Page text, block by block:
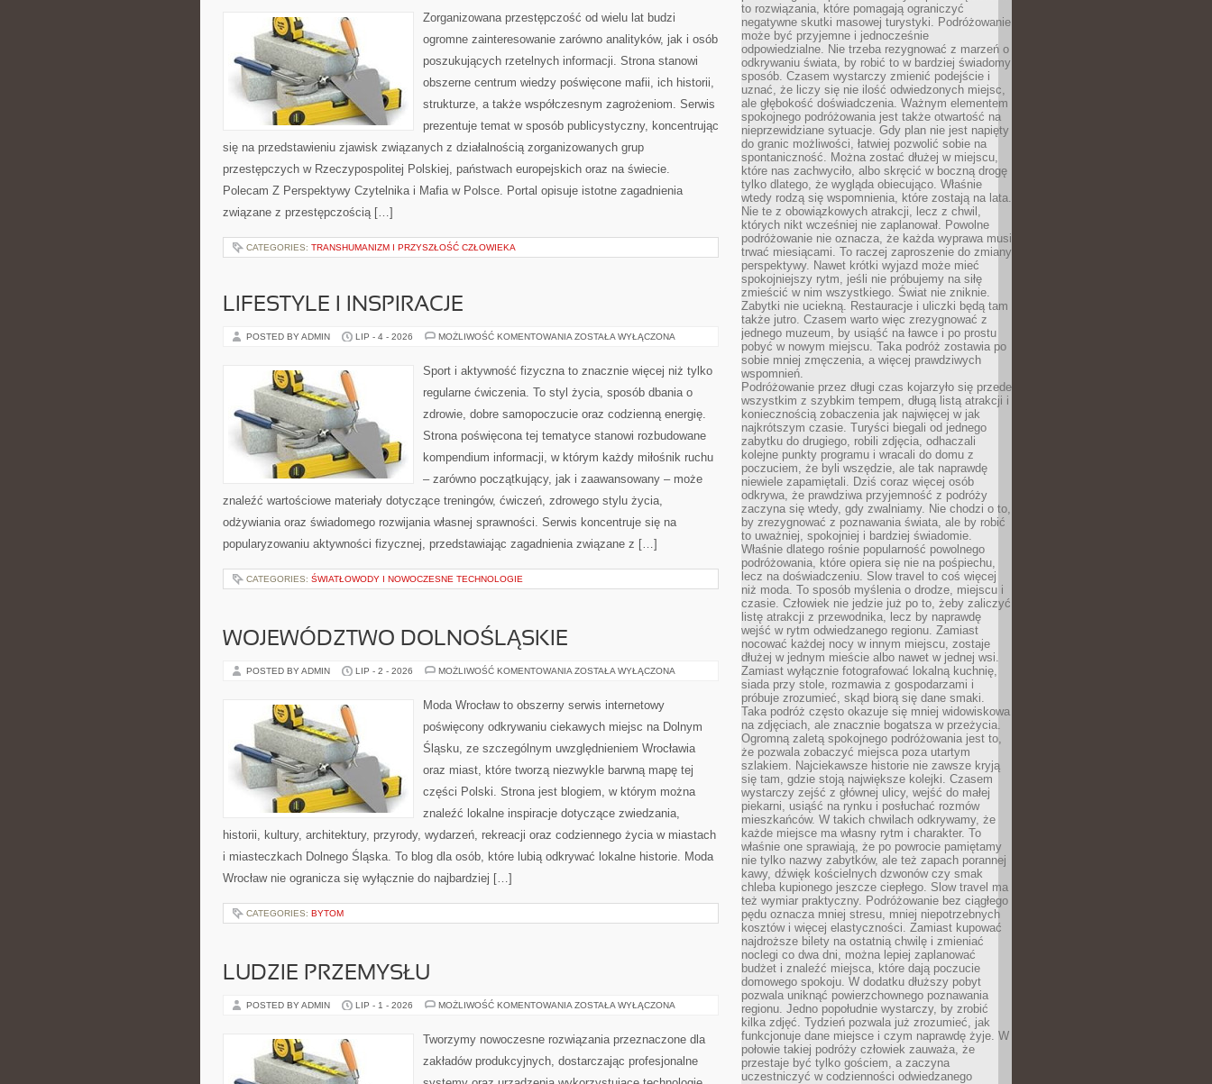
Zorganizowana przestępczość od wielu lat budzi
ogromne zainteresowanie zarówno analityków, jak i osób
poszukujących rzetelnych informacji. Strona stanowi
obszerne centrum wiedzy poświęcone mafii, ich historii,
strukturze, a także współczesnym zagrożeniom. Serwis
prezentuje temat w sposób publicystyczny, koncentrując
się na przedstawieniu zjawisk związanych z działalnością zorganizowanych grup
przestępczych w Rzeczypospolitej Polskiej, państwach europejskich oraz na świecie.
Polecam Z Perspektywy Czytelnika i Mafia w Polsce. Portal opisuje istotne zagadnienia
związane z przestępczością […]
CATEGORIES: TRANSHUMANIZM I PRZYSZŁOŚĆ CZŁOWIEKA
LIFESTYLE I INSPIRACJE
POSTED BY ADMIN LIP - 4 - 2026 MOŻLIWOŚĆ KOMENTOWANIA LIFESTYLE
ZOSTAŁA WYŁĄCZONA
Sport i aktywność fizyczna to znacznie więcej niż tylko
regularne ćwiczenia. To styl życia, sposób dbania o
zdrowie, dobre samopoczucie oraz codzienną energię.
Strona poświęcona tej tematyce stanowi rozbudowane
kompendium informacji, w którym każdy miłośnik ruchu
– zarówno początkujący, jak i zaawansowany – może
znaleźć wartościowe materiały dotyczące treningów, ćwiczeń, zdrowego stylu życia,
odżywiania oraz świadomego rozwijania własnej sprawności. Serwis koncentruje się na
popularyzowaniu aktywności fizycznej, przedstawiając zagadnienia związane z […]
CATEGORIES: ŚWIATŁOWODY I NOWOCZESNE TECHNOLOGIE
WOJEWÓDZTWO DOLNOŚLĄSKIE
POSTED BY ADMIN LIP - 2 - 2026 MOŻLIWOŚĆ KOMENTOWANIA WOJEWÓDZTWO
ZOSTAŁA WYŁĄCZONA
Moda Wrocław to obszerny serwis internetowy
poświęcony odkrywaniu ciekawych miejsc na Dolnym
Śląsku, ze szczególnym uwzględnieniem Wrocławia
oraz miast, które tworzą niezwykle barwną mapę tej
części Polski. Strona jest blogiem, w którym można
znaleźć lokalne inspiracje dotyczące zwiedzania,
historii, kultury, architektury, przyrody, wydarzeń, rekreacji oraz codziennego życia w miastach
i miasteczkach Dolnego Śląska. To blog dla osób, które lubią odkrywać lokalne historie. Moda
Wrocław nie ogranicza się wyłącznie do najbardziej […]
CATEGORIES: BYTOM
LUDZIE PRZEMYSŁU
POSTED BY ADMIN LIP - 1 - 2026 MOŻLIWOŚĆ KOMENTOWANIA LUDZIE
ZOSTAŁA WYŁĄCZONA
Tworzymy nowoczesne rozwiązania przeznaczone dla
zakładów produkcyjnych, dostarczając profesjonalne
to rozwiązania, które pomagają ograniczyć
negatywne skutki masowej turystyki. Podróżowanie
może być przyjemne i jednocześnie
odpowiedzialne. Nie trzeba rezygnować z marzeń o
odkrywaniu świata, by robić to w bardziej świadomy
sposób. Czasem wystarczy zmienić podejście i
uznać, że liczy się nie ilość odwiedzonych miejsc,
ale głębokość doświadczenia. Ważnym elementem
spokojnego podróżowania jest także otwartość na
nieprzewidziane sytuacje. Gdy plan nie jest napięty
do granic możliwości, łatwiej pozwolić sobie na
spontaniczność. Można zostać dłużej w miejscu,
które nas zachwyciło, albo skręcić w boczną drogę
tylko dlatego, że wygląda obiecująco. Właśnie
wtedy rodzą się wspomnienia, które zostają na lata.
Nie te z obowiązkowych atrakcji, lecz z chwil,
których nikt wcześniej nie zaplanował. Powolne
podróżowanie nie oznacza, że każda wyprawa musi
trwać miesiącami. To raczej zaproszenie do zmiany
perspektywy. Nawet krótki wyjazd może mieć
spokojniejszy rytm, jeśli nie próbujemy na siłę
zmieścić w nim wszystkiego. Świat nie zniknie.
Zabytki nie uciekną. Restauracje i uliczki będą tam
także jutro. Czasem warto więc zrezygnować z
jednego muzeum, by usiąść na ławce i po prostu
pobyć w nowym miejscu. Taka podróż zostawia po
sobie mniej zmęczenia, a więcej prawdziwych
wspomnień.
Podróżowanie przez długi czas kojarzyło się przede
wszystkim z szybkim tempem, długą listą atrakcji i
koniecznością zobaczenia jak najwięcej w jak
najkrótszym czasie. Turyści biegali od jednego
zabytku do drugiego, robili zdjęcia, odhaczali
kolejne punkty programu i wracali do domu z
poczuciem, że byli wszędzie, ale tak naprawdę
niewiele zapamiętali. Dziś coraz więcej osób
odkrywa, że prawdziwa przyjemność z podróży
zaczyna się wtedy, gdy zwalniamy. Nie chodzi o to,
by zrezygnować z poznawania świata, ale by robić
to uważniej, spokojniej i bardziej świadomie.
Właśnie dlatego rośnie popularność powolnego
podróżowania, które opiera się nie na pośpiechu,
lecz na doświadczeniu. Slow travel to coś więcej
niż moda. To sposób myślenia o drodze, miejscu i
czasie. Człowiek nie jedzie już po to, żeby zaliczyć
listę atrakcji z przewodnika, lecz by naprawdę
wejść w rytm odwiedzanego regionu. Zamiast
nocować każdej nocy w innym miejscu, zostaje
dłużej w jednym mieście albo nawet w jednej wsi.
Zamiast wyłącznie fotografować lokalną kuchnię,
siada przy stole, rozmawia z gospodarzami i
próbuje zrozumieć, skąd biorą się dane smaki.
Taka podróż często okazuje się mniej widowiskowa
na zdjęciach, ale znacznie bogatsza w przeżycia.
Ogromną zaletą spokojnego podróżowania jest to,
że pozwala zobaczyć miejsca poza utartym
szlakiem. Najciekawsze historie nie zawsze kryją
się tam, gdzie stoją największe kolejki. Czasem
wystarczy zejść z głównej ulicy, wejść do małej
piekarni, usiąść na rynku i posłuchać rozmów
mieszkańców. W takich chwilach odkrywamy, że
każde miejsce ma własny rytm i charakter. To
właśnie one sprawiają, że po powrocie pamiętamy
nie tylko nazwy zabytków, ale też zapach porannej
kawy, dźwięk kościelnych dzwonów czy smak
chleba kupionego jeszcze ciepłego. Slow travel ma
też wymiar praktyczny. Podróżowanie bez ciągłego
pędu oznacza mniej stresu, mniej niepotrzebnych
kosztów i więcej elastyczności. Zamiast kupować
najdroższe bilety na ostatnią chwilę i zmieniać
noclegi co dwa dni, można lepiej zaplanować
budżet i znaleźć miejsca, które dają poczucie
domowego spokoju. W dodatku dłuższy pobyt
pozwala uniknąć powierzchownego poznawania
regionu. Jedno popołudnie wystarczy, by zrobić
kilka zdjęć. Tydzień pozwala już zrozumieć, jak
funkcjonuje dane miejsce i czym naprawdę żyje. W
połowie takiej podróży człowiek zauważa, że
przestaje być tylko gościem, a zaczyna
uczestniczyć w codzienności odwiedzanego